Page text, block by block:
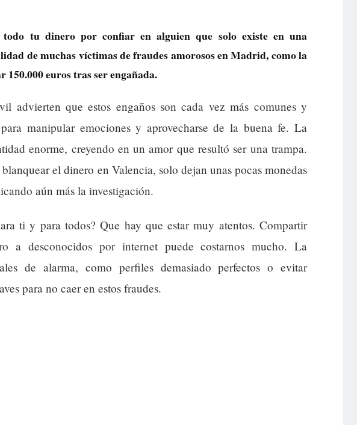
todo tu dinero por confiar en alguien que solo existe en una
de muchas víctimas de fraudes amorosos en Madrid, como la
150.000 euros tras ser engañada.
advierten que estos engaños son cada vez más comunes y
manipular emociones y aprovecharse de la buena fe. La
enorme, creyendo en un amor que resultó ser una trampa.
el dinero en Valencia, solo dejan unas pocas monedas
aún más la investigación.
ti y para todos? Que hay que estar muy atentos. Compartir
a desconocidos por internet puede costarnos mucho. La
de alarma, como perfiles demasiado perfectos o evitar
para no caer en estos fraudes.